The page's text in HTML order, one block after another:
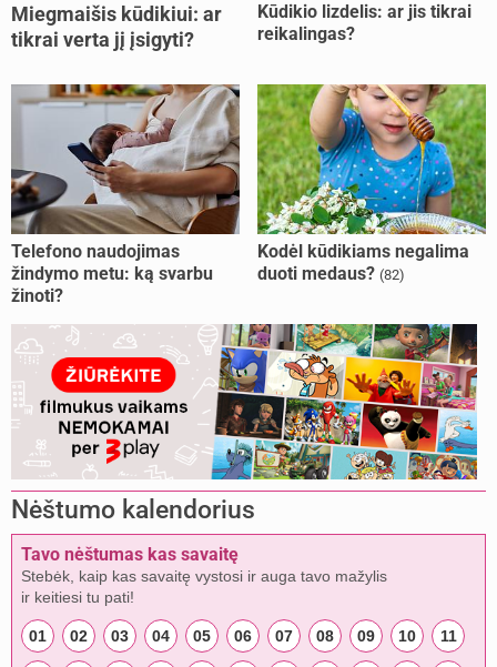
Miegmaišis kūdikiui: ar
tikrai verta jį įsigyti?
Kūdikio lizdelis: ar jis tikrai
reikalingas?
Telefono naudojimas
žindymo metu: ką svarbu
žinoti?
Kodėl kūdikiams negalima
duoti medaus? (82)
Nėštumo kalendorius
Tavo nėštumas kas savaitę
Stebėk, kaip kas savaitę vystosi ir auga tavo mažylis
ir keitiesi tu pati!
01 02 03 04 05 06 07 08 09 10 11